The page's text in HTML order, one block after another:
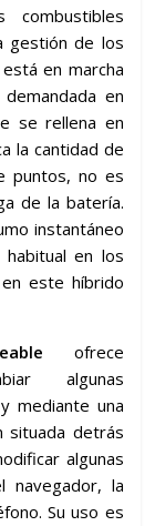
gestión de los
en marcha
en
se rellena en
la cantidad de
puntos, no es
de la batería.
instantáneo
en los
este híbrido
ofrece
algunas
mediante una
situada detrás
algunas
navegador, la
Su uso es